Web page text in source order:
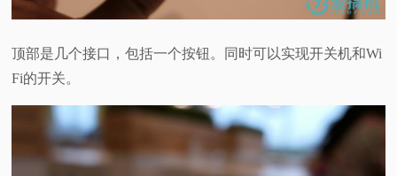
顶部是几个接口，包括一个按钮。同时可以实现开关机和Wi
Fi的开关。